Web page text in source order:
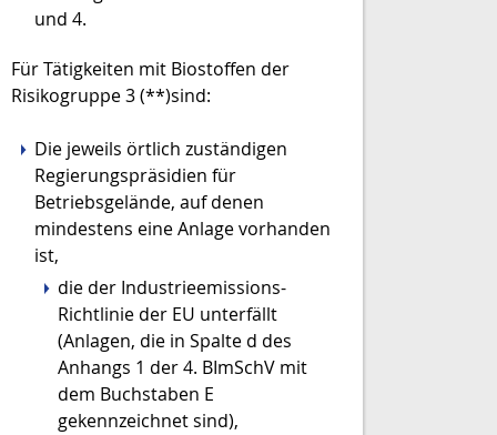
und 4.
Für Tätigkeiten mit Biostoffen der
Risikogruppe 3 (**)sind:
Die jeweils örtlich zuständigen
Regierungspräsidien für
Betriebsgelände, auf denen
mindestens eine Anlage vorhanden
ist,
die der Industrieemissions-
Richtlinie der EU unterfällt
(Anlagen, die in Spalte d des
Anhangs 1 der 4. BImSchV mit
dem Buchstaben E
gekennzeichnet sind),